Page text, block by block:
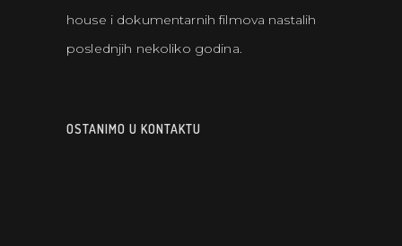
house i dokumentarnih filmova nastalih
poslednjih nekoliko godina.
OSTANIMO U KONTAKTU